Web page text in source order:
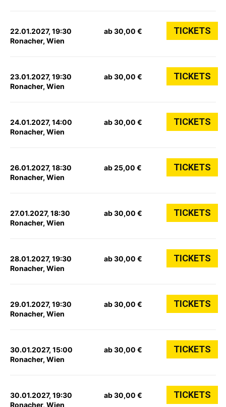
22.01.2027, 19:30
Ronacher, Wien
ab 30,00 € TICKETS
23.01.2027, 19:30
Ronacher, Wien
ab 30,00 € TICKETS
24.01.2027, 14:00
Ronacher, Wien
ab 30,00 € TICKETS
26.01.2027, 18:30
Ronacher, Wien
ab 25,00 € TICKETS
27.01.2027, 18:30
Ronacher, Wien
ab 30,00 € TICKETS
28.01.2027, 19:30
Ronacher, Wien
ab 30,00 € TICKETS
29.01.2027, 19:30
Ronacher, Wien
ab 30,00 € TICKETS
30.01.2027, 15:00
Ronacher, Wien
ab 30,00 € TICKETS
30.01.2027, 19:30
Ronacher, Wien
ab 30,00 € TICKETS